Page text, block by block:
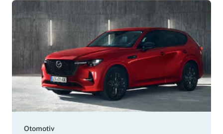
Otomotiv